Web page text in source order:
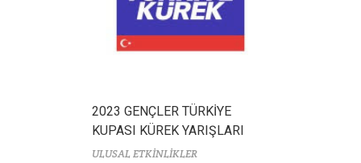
2023 GENÇLER TÜRKİYE
KUPASI KÜREK YARIŞLARI
ULUSAL ETKİNLİKLER